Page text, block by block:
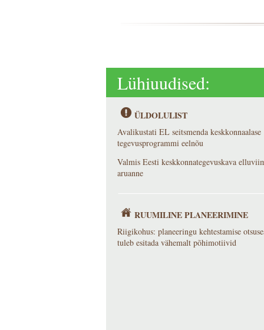
Lühiuudised:
ÜLDOLULIST
Avalikustati EL seitsmenda keskkonnaalase
tegevusprogrammi eelnõu
Valmis Eesti keskkonnategevuskava
aruanne
RUUMILINE PLANEERIMINE
Riigikohus: planeeringu kehtestamise
tuleb esitada vähemalt põhimotiivid